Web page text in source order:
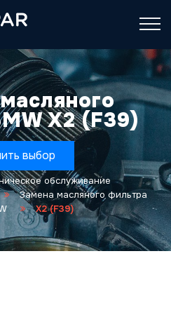
X2 (F39)
выбор
обслуживание
Замена масляного фильтра
X2 (F39)